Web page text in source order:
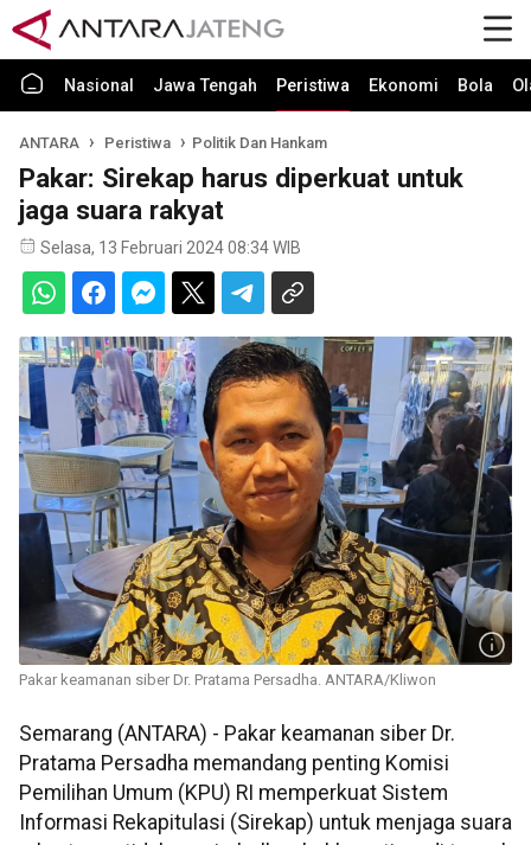
Nasional Jawa Tengah Peristiwa Ekonomi Bola
ANTARA Peristiwa Politik Dan Hankam
Pakar: Sirekap harus diperkuat untuk
jaga suara rakyat
Selasa, 13 Februari 2024 08:34 WIB
Pakar keamanan siber Dr. Pratama Persadha. ANTARA/Kliwon
Semarang (ANTARA) - Pakar keamanan siber Dr.
Pratama Persadha memandang penting Komisi
Pemilihan Umum (KPU) RI memperkuat Sistem
Informasi Rekapitulasi (Sirekap) untuk menjaga suara